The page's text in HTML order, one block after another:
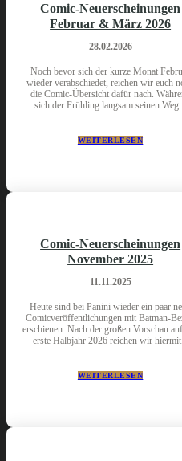
Comic-Neuerscheinungen
Februar & März 2026
28.02.2026
Noch bevor sich der kurze Monat
wieder verabschiedet, reichen wir euch
die Comic-Übersicht dafür nach.
sich der Frühling langsam seinen Weg...
WEITERLESEN
Comic-Neuerscheinungen
November 2025
11.11.2025
Heute sind bei Panini wieder ein paar
Comicveröffentlichungen mit Batman-
erschienen. Nach der großen Vorschau
erste Halbjahr 2026 reichen wir
WEITERLESEN